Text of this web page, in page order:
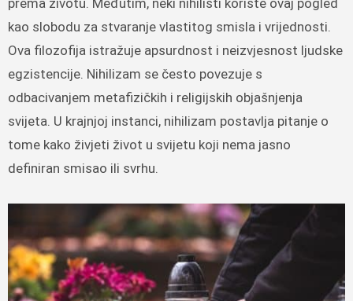
kao slobodu za stvaranje vlastitog smisla i vrijednosti.
Ova filozofija istražuje apsurdnost i neizvjesnost ljudske
egzistencije. Nihilizam se često povezuje s
odbacivanjem metafizičkih i religijskih objašnjenja
svijeta. U krajnjoj instanci, nihilizam postavlja pitanje o
tome kako živjeti život u svijetu koji nema jasno
definiran smisao ili svrhu.